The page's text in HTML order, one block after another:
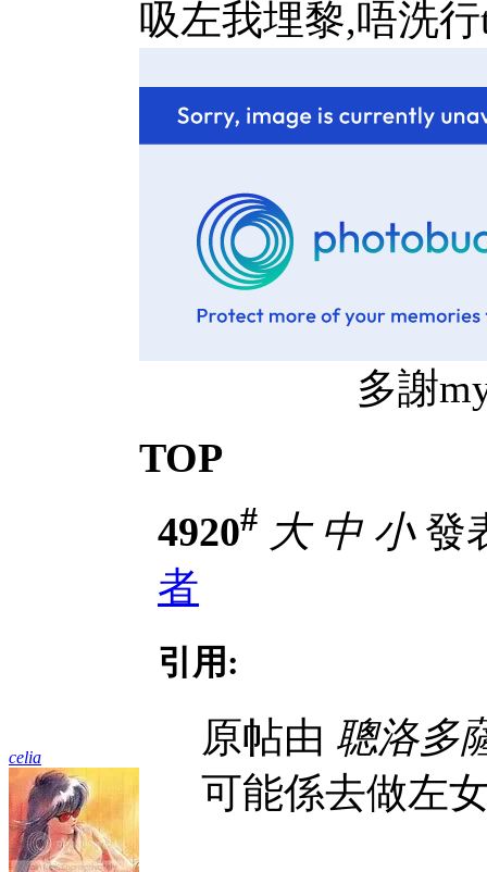
吸左我埋黎,唔洗
多謝mythz創
TOP
celia
4920# 大 中 小發
者
引用:
原帖由 聰洛多
可能係去做左